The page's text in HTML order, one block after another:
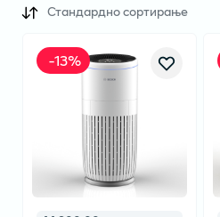
Стандардно сортирање
-13%